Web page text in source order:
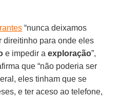
“nunca deixamos
direitinho para onde eles
e impedir aexploração”,
que “não poderia ser
eles tinham que se
e ter aceso ao telefone,